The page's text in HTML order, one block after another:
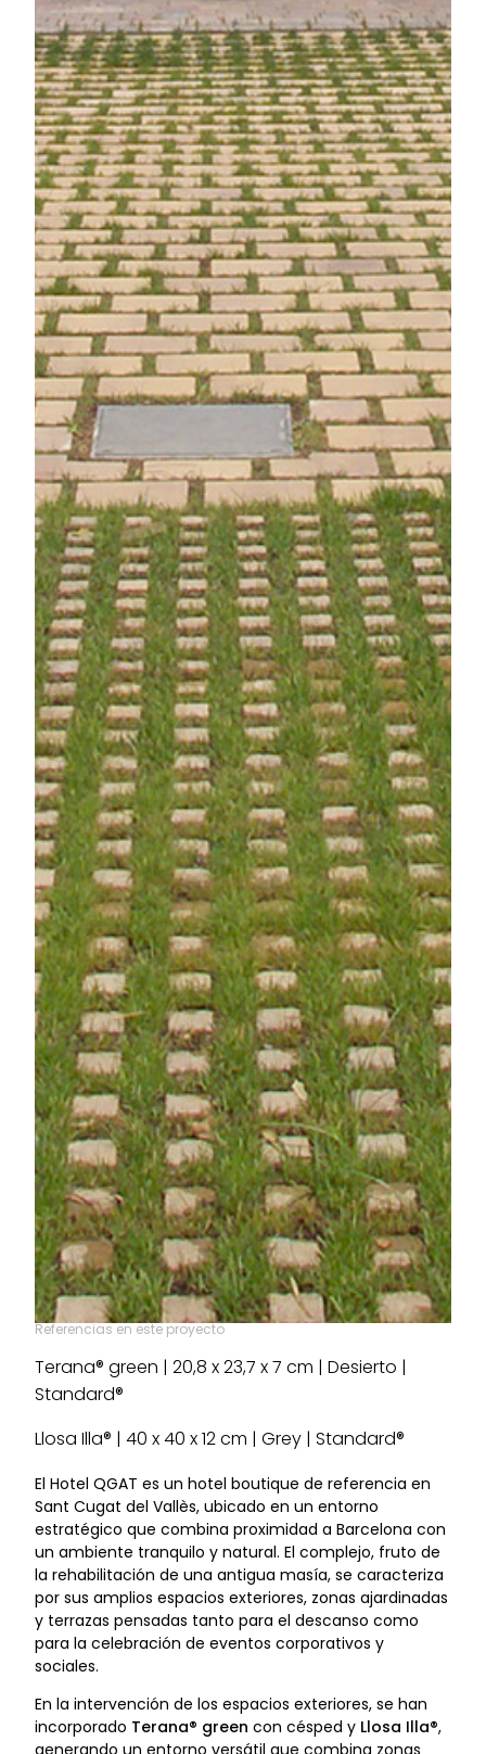
Referencias en este proyecto
Terana® green | 20,8 x 23,7 x 7 cm | Desierto |
Standard®
Llosa Illa® | 40 x 40 x 12 cm | Grey | Standard®
El Hotel QGAT es un hotel boutique de referencia en
Sant Cugat del Vallès, ubicado en un entorno
estratégico que combina proximidad a Barcelona con
un ambiente tranquilo y natural. El complejo, fruto de
la rehabilitación de una antigua masía, se caracteriza
por sus amplios espacios exteriores, zonas ajardinadas
y terrazas pensadas tanto para el descanso como
para la celebración de eventos corporativos y
sociales.
En la intervención de los espacios exteriores, se han
incorporado Terana® green con césped y Llosa Illa®,
generando un entorno versátil que combina zonas